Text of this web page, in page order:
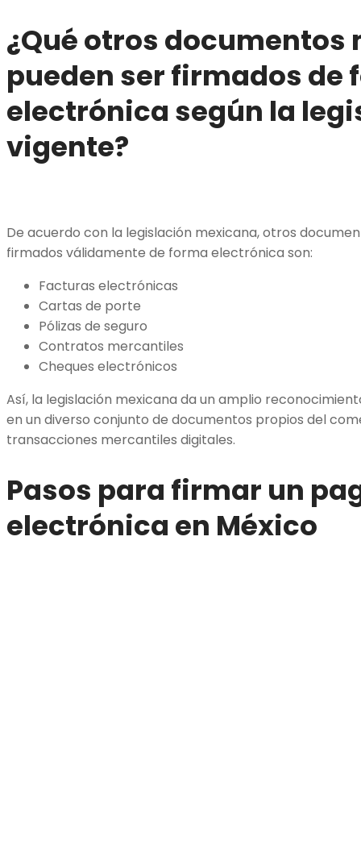
¿Qué otros
pueden ser firmados de
electrónica según la
vigente?
De acuerdo con la legislación mexicana, otros
firmados válidamente de forma electrónica son:
Facturas electrónicas
Cartas de porte
Pólizas de seguro
Contratos mercantiles
Cheques electrónicos
Así, la legislación mexicana da un amplio
en un diverso conjunto de documentos propios del
transacciones mercantiles digitales.
Pasos para firmar un
electrónica en México